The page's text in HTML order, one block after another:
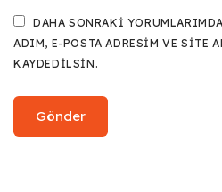
DAHA SONRAKI
ADIM, E-POSTA ADRESIM VE SITE
KAYDEDILSIN.